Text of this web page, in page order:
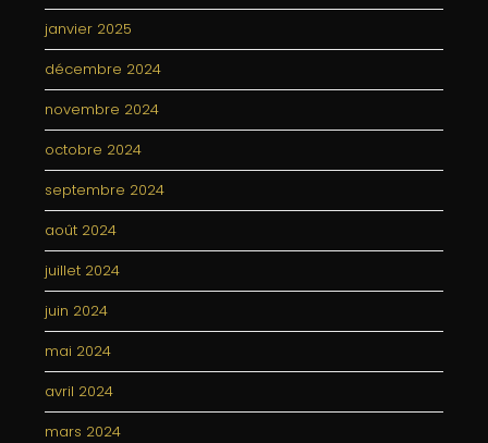
janvier 2025
décembre 2024
novembre 2024
octobre 2024
septembre 2024
août 2024
juillet 2024
juin 2024
mai 2024
avril 2024
mars 2024